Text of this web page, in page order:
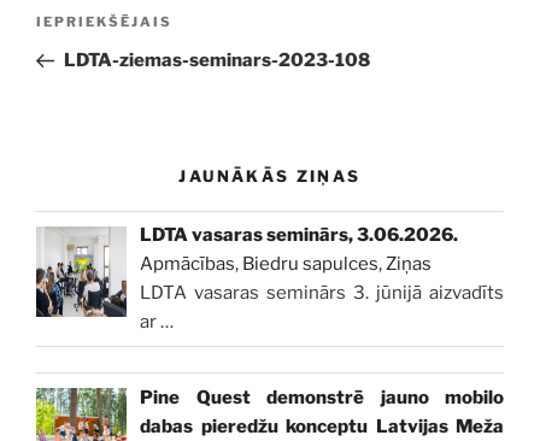
Iepriekšējā
ziņa:
IEPRIEKŠĒJAIS
LDTA-ziemas-seminars-2023-108
JAUNĀKĀS ZIŅAS
LDTA vasaras seminārs, 3.06.2026.
Apmācības, Biedru sapulces,Ziņas
LDTA vasaras seminārs 3. jūnijā aizvadīts
ar…
Pine Quest demonstrē jauno mobilo
dabas pieredžu konceptu Latvijas Meža